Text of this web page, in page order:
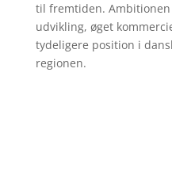
til fremtiden.
udvikling, øget
tydeligere position i
regionen.